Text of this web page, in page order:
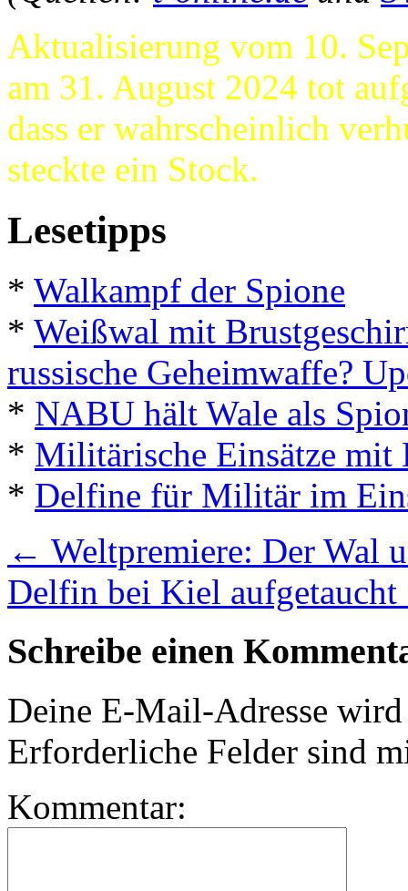
Aktualisierung vom 10.
am 31. August 2024 tot
dass er wahrscheinlich
steckte ein Stock.
Lesetipps
* Walkampf der Spione
* Weißwal mit
russische Geheimwaffe?
* NABU hält Wale als
* Militärische Einsätze mit
* Delfine für Militär im
← Weltpremiere: Der Wal
Delfin bei Kiel aufgetaucht
Schreibe einen
Deine E-Mail-Adresse
Erforderliche Felder sind
Kommentar: